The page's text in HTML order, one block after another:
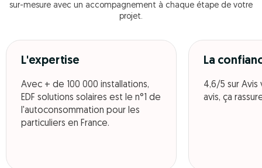
sur-mesure avec un accompagnement à chaque étape de votre
projet.
L'expertise
Avec + de 100 000 installations,
EDF solutions solaires est le n°1 de
l'autoconsommation pour les
particuliers en France.
La
4,6/5 sur Avis
avis, ça